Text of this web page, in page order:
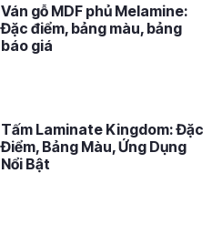
Ván gỗ MDF phủ Melamine:
Đặc điểm, bảng màu, bảng
báo giá
Tấm Laminate Kingdom: Đặc
Điểm, Bảng Màu, Ứng Dụng
Nổi Bật